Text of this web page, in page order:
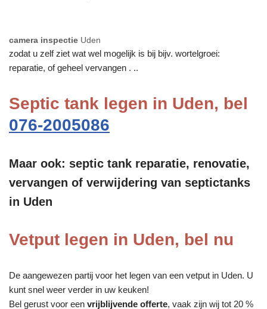
camera inspectie Uden
zodat u zelf ziet wat wel mogelijk is bij bijv. wortelgroei:
reparatie, of geheel vervangen . ..
Septic tank legen in Uden, bel
076-2005086
Maar ook: septic tank reparatie, renovatie,
vervangen of verwijdering van septictanks
in Uden
Vetput legen in Uden, bel nu
De aangewezen partij voor het legen van een vetput in Uden. U
kunt snel weer verder in uw keuken!
Bel gerust voor een vrijblijvende offerte, vaak zijn wij tot 20 %